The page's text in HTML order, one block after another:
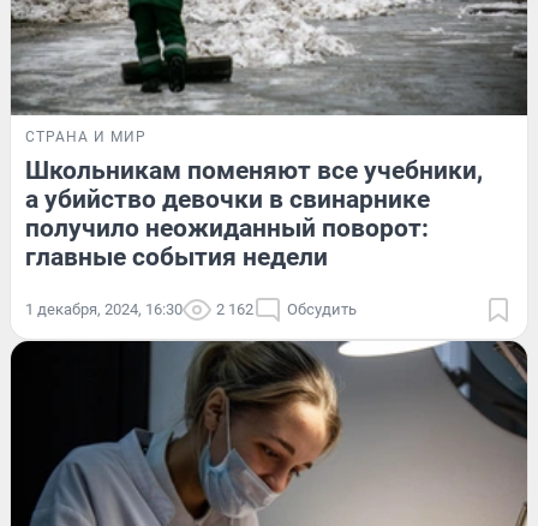
СТРАНА И МИР
Школьникам поменяют все учебники,
а убийство девочки в свинарнике
получило неожиданный поворот:
главные события недели
1 декабря, 2024, 16:30 2 162 Обсудить